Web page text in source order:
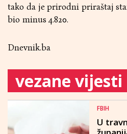
tako da je prirodni priraštaj
bio minus 4.820.
Dnevnik.ba
vezane vijesti
FBIH
U